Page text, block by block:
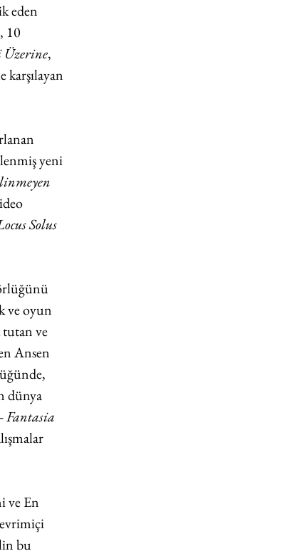
eden
10
Üzerine,
karşılayan
yeni
Solus
ve oyun
tutan ve
Ansen
dünya
Fantasia
ve En
bu